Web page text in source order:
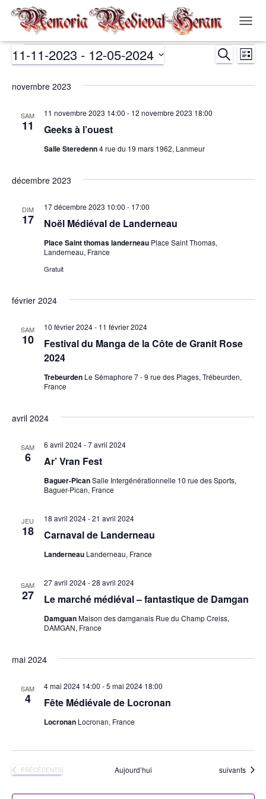
LA
Évènements
et
LISTE
11-11-2023 - 12-05-2024
une
novembre 2023
SAM
11 Geeks à l’ouest
11 novembre 2023 14:00 - 12 novembre 2023 18:00
Salle Steredenn4 rue du 19 mars 1962, Lanmeur
décembre 2023
DIM
17 Noël Médiéval de Landerneau
17 décembre 2023 10:00 - 17:00
Place Saint thomas landerneau Place Saint Thomas,
Landerneau, France
Gratuit
février 2024
SAM
10
Festival du Manga de la Côte de Granit Rose
2024
10 février 2024- 11 février 2024
Trebeurden Le Sémaphore 7 - 9 rue des Plages, Trébeurden,
France
avril 2024
SAM
6 Ar’ Vran Fest
6 avril 2024-7 avril 2024
Baguer-PicanSalle Intergénérationnelle 10 rue des Sports,
Baguer-Pican, France
JEU
18 Carnaval de Landerneau
18 avril 2024-21 avril 2024
Landerneau Landerneau, France
SAM
27 Le marché médiéval – fantastique de Damgan
27 avril 2024-28 avril 2024
DamguanMaison des damganais Rue du Champ Creiss,
DAMGAN, France
mai 2024
SAM
4 Fête Médiévale de Locronan
4 mai 2024 14:00 -5 mai 2024 18:00
Locronan Locronan, France
ÉVÈNEMENTS
PRÉCÉDENTS Aujourd’hui Évènements
suivants